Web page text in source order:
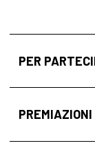
PER
PREMIAZIONI